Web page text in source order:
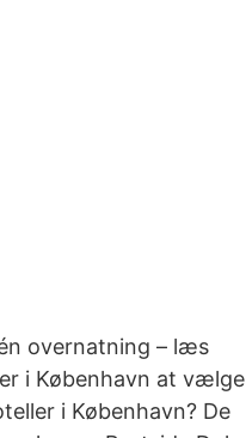
overnatning – læs
i København at vælge
i København? De